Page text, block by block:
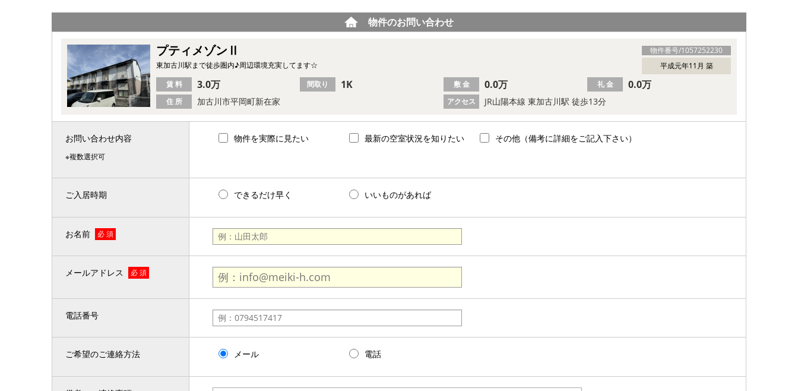
物件のお問い合わせ
物件番号/1057252230
プティメゾンⅡ
平成元年11月 築
東加古川駅まで徒歩圏内♪周辺環境充実してます☆
住 所 加古川市平岡町新在家 アクセス JR山陽本線 東加古川駅 徒歩13分
賃 料 3.0万 間取り 1K 敷 金 0.0万 礼 金 0.0万
お問い合わせ内容
※複数選択可
物件を実際に見たい 最新の空室状況を知りたい その他（備考に詳細をご記入下さい）
ご入居時期 できるだけ早く いいものがあれば
お名前 必 須
メールアドレス 必 須
電話番号
ご希望のご連絡方法 メール 電話